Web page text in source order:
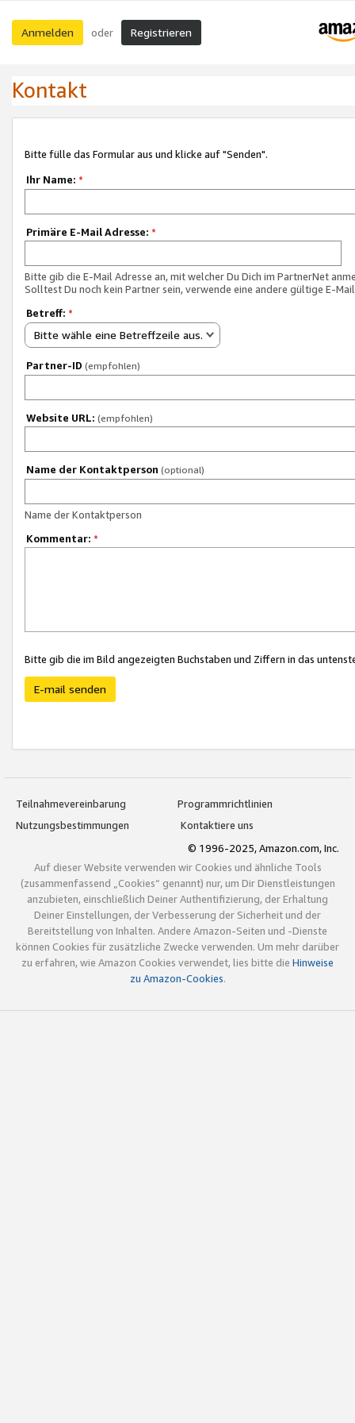
Anmelden oder Registrieren
Kontakt
Bitte fülle das Formular aus und klicke auf "Senden".
Ihr Name: *
Primäre E-Mail Adresse: *
Bitte gib die E-Mail Adresse an, mit welcher Du Dich im PartnerNet
Solltest Du noch kein Partner sein, verwende eine andere gültige E-
Betreff: *
Bitte wähle eine Betreffzeile aus.
Partner-ID (empfohlen)
Website URL: (empfohlen)
Name der Kontaktperson (optional)
Name der Kontaktperson
Kommentar: *
Bitte gib die im Bild angezeigten Buchstaben und Ziffern in das
E-mail senden
Teilnahmevereinbarung
Programmrichtlinien
Nutzungsbestimmungen
Kontaktiere uns
© 1996-2025, Amazon.com, Inc.
Auf dieser Website verwenden wir Cookies und ähnliche Tools
(zusammenfassend „Cookies“ genannt) nur, um Dir Dienstleistungen
anzubieten, einschließlich Deiner Authentifizierung, der Erhaltung
Deiner Einstellungen, der Verbesserung der Sicherheit und der
Bereitstellung von Inhalten. Andere Amazon-Seiten und -Dienste
können Cookies für zusätzliche Zwecke verwenden. Um mehr darüber
zu erfahren, wie Amazon Cookies verwendet, lies bitte die Hinweise
zu Amazon-Cookies.